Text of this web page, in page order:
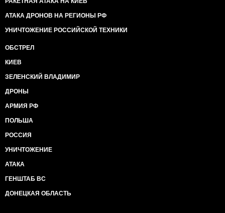
АТАКА ДРОНОВ НА РЕГИОНЫ РФ
УНИЧТОЖЕНИЕ РОССИЙСКОЙ ТЕХНИКИ
ОБСТРЕЛ
КИЕВ
ЗЕЛЕНСКИЙ ВЛАДИМИР
ДРОНЫ
АРМИЯ РФ
ПОЛЬША
РОССИЯ
УНИЧТОЖЕНИЕ
АТАКА
ГЕНШТАБ ВС
ДОНЕЦКАЯ ОБЛАСТЬ